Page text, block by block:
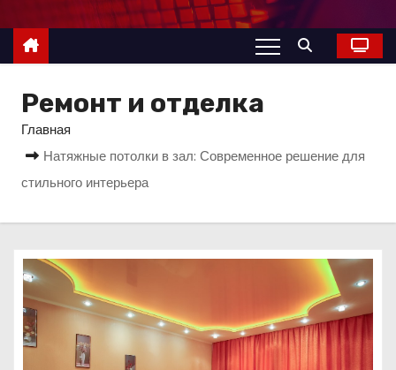
с
о
Ремонт и отделка
Главная
Натяжные потолки в зал: Современное решение для
стильного интерьера